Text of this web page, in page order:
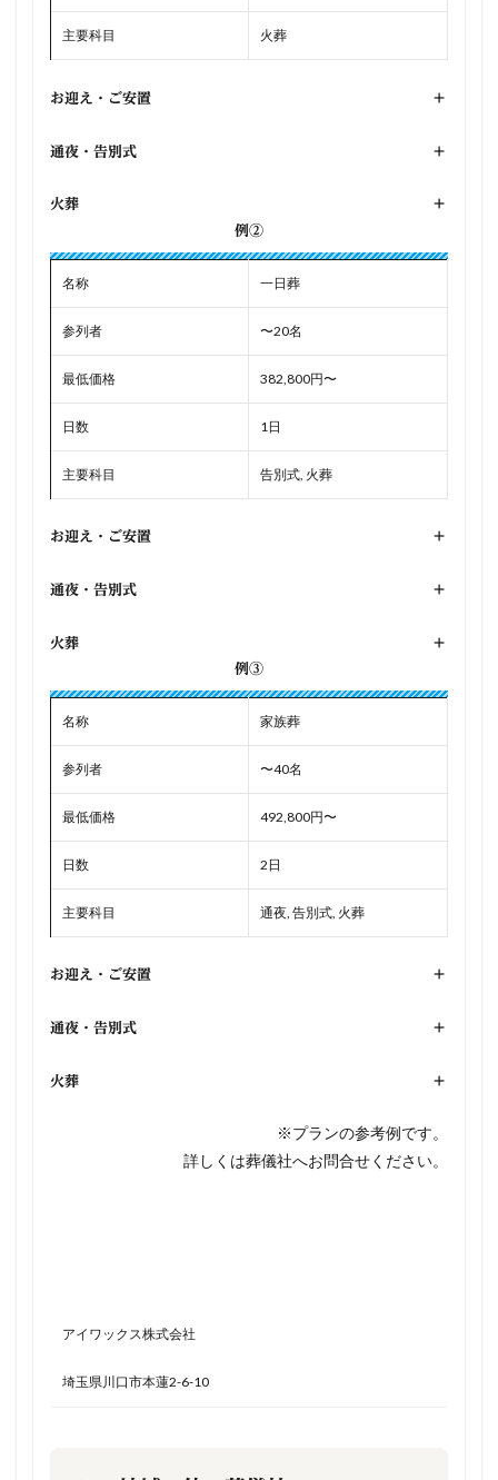
主要科目 火葬
お迎え・ご安置 +
通夜・告別式 +
火葬
+
例②
名称 一日葬
参列者 〜20名
最低価格 382,800円〜
日数 1日
主要科目 告別式, 火葬
お迎え・ご安置 +
通夜・告別式 +
火葬
+
例③
名称 家族葬
参列者 〜40名
最低価格 492,800円〜
日数 2日
主要科目 通夜, 告別式, 火葬
お迎え・ご安置 +
通夜・告別式 +
火葬 +
※プランの参考例です。
詳しくは葬儀社へお問合せください。
アイワックス株式会社
埼玉県川口市本蓮2-6-10